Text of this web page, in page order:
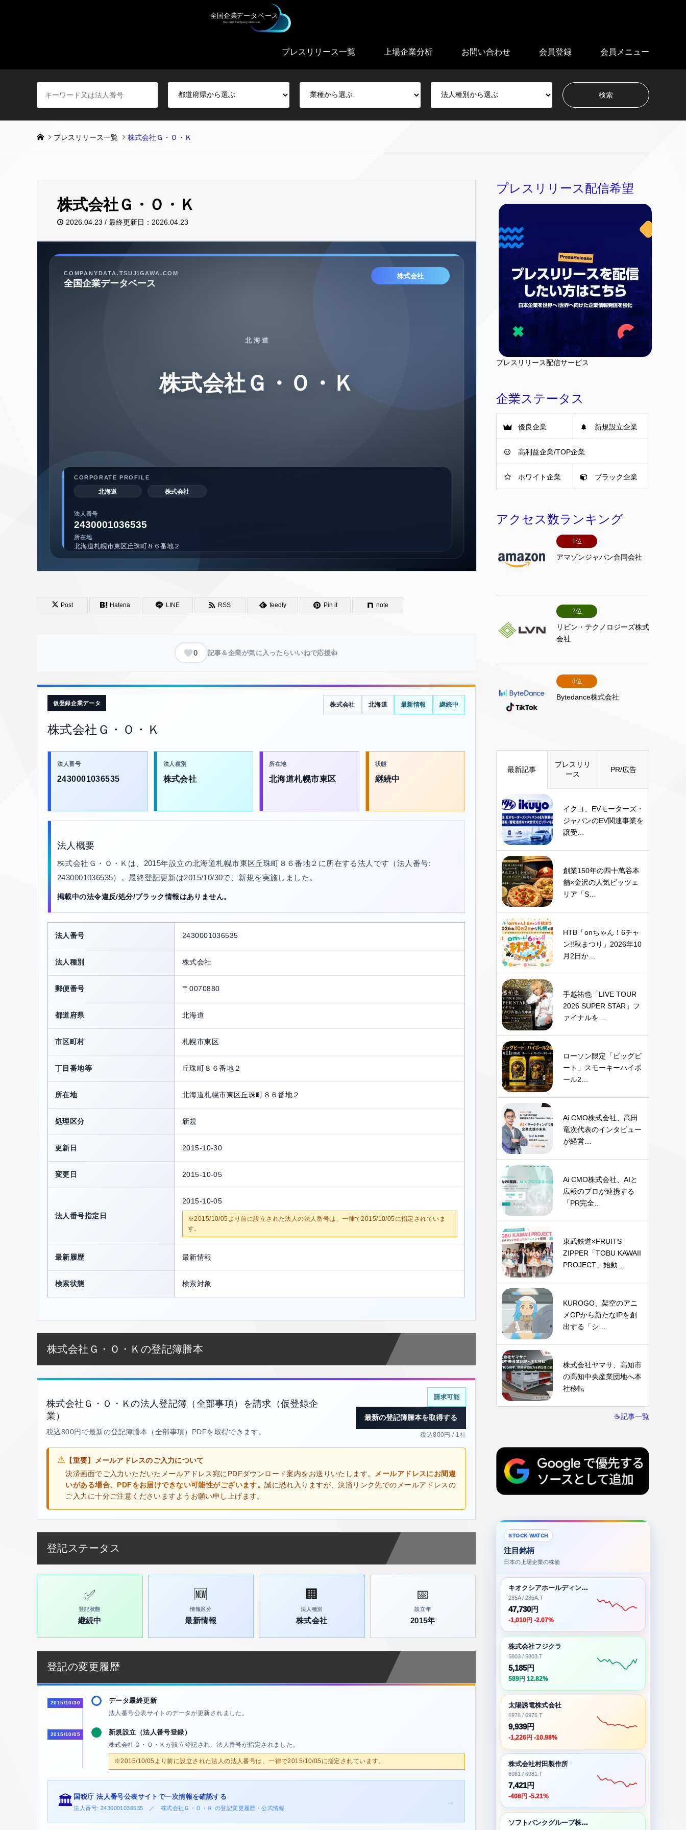
プレスリリース一覧 上場企業分析 お問い合わせ 会員登録 会員メニュー
プレスリリース一覧 株式会社Ｇ・Ｏ・Ｋ
株式会社Ｇ・Ｏ・Ｋ
2026.04.23 / 最終更新日：2026.04.23
Post Hatena LINE RSS feedly Pin it note
0 記事＆企業が気に入ったらいいねで応援👍
仮登録企業データ
株式会社Ｇ・Ｏ・Ｋ
株式会社 北海道 最新情報 継続中
法人番号
2430001036535
法人種別
株式会社
所在地
北海道札幌市東区
状態
継続中
法人概要
株式会社Ｇ・Ｏ・Ｋは、2015年設立の北海道札幌市東区丘珠町８６番地２に所在する法人です（法人番号:
2430001036535）。最終登記更新は2015/10/30で、新規を実施しました。
掲載中の法令違反/処分/ブラック情報はありません。
法人番号 2430001036535
法人種別 株式会社
郵便番号 〒0070880
都道府県 北海道
市区町村 札幌市東区
丁目番地等 丘珠町８６番地２
所在地 北海道札幌市東区丘珠町８６番地２
処理区分 新規
更新日 2015-10-30
変更日 2015-10-05
法人番号指定日
2015-10-05
※2015/10/05より前に設立された法人の法人番号は、一律で2015/10/05に指定されていま
す。
最新履歴 最新情報
検索状態 検索対象
株式会社Ｇ・Ｏ・Ｋの登記簿謄本
株式会社Ｇ・Ｏ・Ｋの法人登記簿（全部事項）を請求（仮登録企
業）
税込800円で最新の登記簿謄本（全部事項）PDFを取得できます。
請求可能
最新の登記簿謄本を取得する
税込800円 / 1社
⚠ 【重要】メールアドレスのご入力について
決済画面でご入力いただいたメールアドレス宛にPDFダウンロード案内をお送りいたします。 メールアドレスにお間違
いがある場合、PDFをお届けできない可能性がございます。誠に恐れ入りますが、決済リンク先でのメールアドレスの
ご入力に十分ご注意くださいますようお願い申し上げます。
登記ステータス
✅
登記状態
継続中
🆕
情報区分
最新情報
🏢
法人種別
株式会社
📅
設立年
2015年
登記の変更履歴
2015/10/30 データ最終更新
法人番号公表サイトのデータが更新されました。
2015/10/05 新規設立（法人番号登録）
株式会社Ｇ・Ｏ・Ｋが設立登記され、法人番号が指定されました。
※2015/10/05より前に設立された法人の法人番号は、一律で2015/10/05に指定されています。
🏛️ 国税庁 法人番号公表サイトで一次情報を確認する
法人番号: 2430001036535 ／ 株式会社Ｇ・Ｏ・Ｋ の登記変更履歴・公式情報
→
プレスリリース配信希望
プレスリリース配信サービス
企業ステータス
優良企業 新規設立企業
高利益企業/TOP企業
ホワイト企業 ブラック企業
アクセス数ランキング
1位
アマゾンジャパン合同会社
2位
リビン・テクノロジーズ株式
会社
3位
Bytedance株式会社
最新記事
プレスリリ
ース
PR/広告
イクヨ、EVモーターズ・
ジャパンのEV関連事業を
譲受…
創業150年の四十萬谷本
舗×金沢の人気ピッツェ
リア「S…
HTB「onちゃん！6チャ
ン!!秋まつり」2026年10
月2日か…
手越祐也「LIVE TOUR
2026 SUPER STAR」フ
ァイナルを…
ローソン限定「ビッグピ
ート」スモーキーハイボ
ール2…
Ai CMO株式会社、高田
竜次代表のインタビュー
が経営…
Ai CMO株式会社、AIと
広報のプロが連携する
「PR完全…
東武鉄道×FRUITS
ZIPPER「TOBU KAWAII
PROJECT」始動…
KUROGO、架空のアニ
メOPから新たなIPを創
出する「シ…
株式会社ヤマサ、高知市
の高知中央産業団地へ本
社移転
☕記事一覧
STOCK WATCH
注目銘柄
日本の上場企業の株価
キオクシアホールディングス株式会社
285A / 285A.T
47,730円
-1,010円 -2.07%
株式会社フジクラ
5803 / 5803.T
5,185円
589円 12.82%
太陽誘電株式会社
6976 / 6976.T
9,939円
-1,226円 -10.98%
株式会社村田製作所
6981 / 6981.T
7,421円
-408円 -5.21%
ソフトバンクグループ株式会社